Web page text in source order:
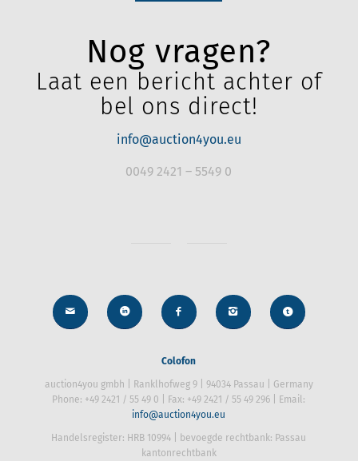
Nog vragen?
Laat een bericht achter of
bel ons direct!
info@auction4you.eu
0049 2421 – 5549 0
Colofon
auction4you gmbh | Ranklhofweg 9 | 94034 Passau | Germany
Phone: +49 2421 / 55 49 0 | Fax: +49 2421 / 55 49 296 | Email:
info@auction4you.eu
Handelsregister: HRB 10994 | bevoegde rechtbank: Passau
kantonrechtbank